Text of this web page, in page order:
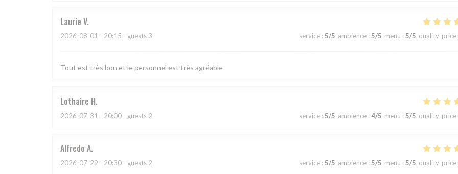
Laurie V
2026-08-01 - 20:15 - guests 3 service : 5/5 ambience : 5/5 menu : 5/5 quality_price
Tout est très bon et le personnel est très agréable
Lothaire H
2026-07-31 - 20:00 - guests 2 service : 5/5 ambience : 4/5 menu : 5/5 quality_price
Alfredo A
2026-07-29 - 20:30 - guests 2 service : 5/5 ambience : 5/5 menu : 5/5 quality_price